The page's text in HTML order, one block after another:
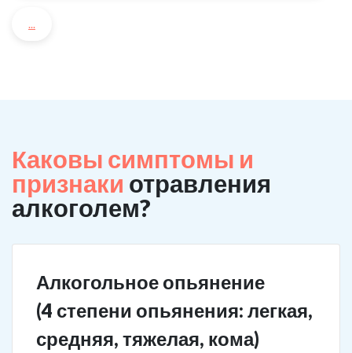
...
Каковы симптомы и
признаки отравления
алкоголем?
Алкогольное опьянение
(4 степени опьянения: легкая,
средняя, тяжелая, кома)